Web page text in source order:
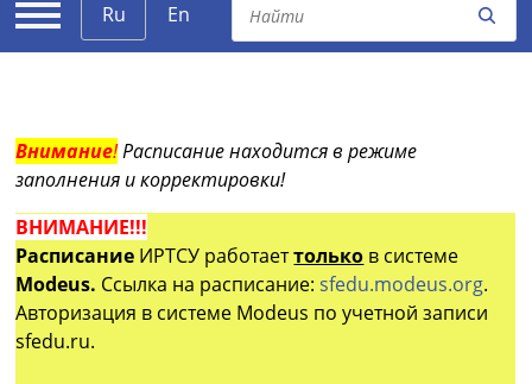
Ru
En
Внимание!Расписание находится в режиме
заполнения и корректировки!
ВНИМАНИЕ!!!
Расписание ИРТСУ работаеттолько в системе
Modeus. Ссылка на расписание:sfedu.modeus.org.
Авторизация в системе Modeus по учетной записи
sfedu.ru.